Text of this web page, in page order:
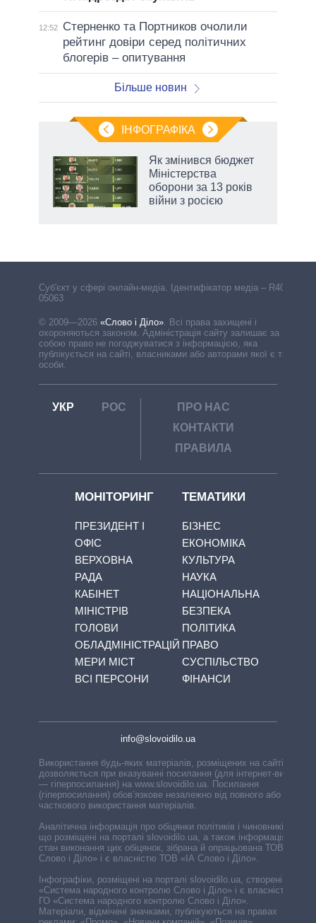
12:52
Стерненко та Портников очолили
рейтинг довіри серед політичних
блогерів – опитування
Більше новин
ІНФОГРАФІКА
Як змінився бюджет
Міністерства
оборони за 13 років
війни з росією
Cуб'єкт у сфері онлайн-медіа. Ідентифікатор медіа – R40-
05063
© 2009—2026 «Слово і Діло». Всі права захищені і
охороняються законом. Адміністрація сайту залишає за
собою право не погоджуватися з інформацією, яка
публікується на сайті, власниками або авторами якої є треті
особи.
УКР РОС
ПРО НАС
КОНТАКТИ
ПРАВИЛА
МОНІТОРИНГ
ПРЕЗИДЕНТ І
ОФІС
ВЕРХОВНА
РАДА
КАБІНЕТ
МІНІСТРІВ
ГОЛОВИ
ОБЛАДМІНІСТРАЦІЙ
МЕРИ МІСТ
ВСІ ПЕРСОНИ
ТЕМАТИКИ
БІЗНЕС
ЕКОНОМІКА
КУЛЬТУРА
НАУКА
НАЦІОНАЛЬНА
БЕЗПЕКА
ПОЛІТИКА
ПРАВО
СУСПІЛЬСТВО
ФІНАНСИ
info@slovoidilo.ua
Використання будь-яких матеріалів, розміщених на сайті,
дозволяється при вказуванні посилання (для інтернет-видань
— гіперпосилання) на www.slovoidilo.ua. Посилання
(гіперпосилання) обов’язкове незалежно від повного або
часткового використання матеріалів.
Аналітична інформація про обіцянки політиків і чиновників,
що розміщені на порталі slovoidilo.ua, а також інформація про
стан виконання цих обіцянок, зібрана й опрацьована ТОВ «ІА
Слово і Діло» і є власністю ТОВ «ІА Слово і Діло».
Інфографіки, розміщені на порталі slovoidilo.ua, створені ГО
«Система народного контролю Слово і Діло» і є власністю
ГО «Система народного контролю Слово і Діло».
Матеріали, відмічені значками, публікуються на правах